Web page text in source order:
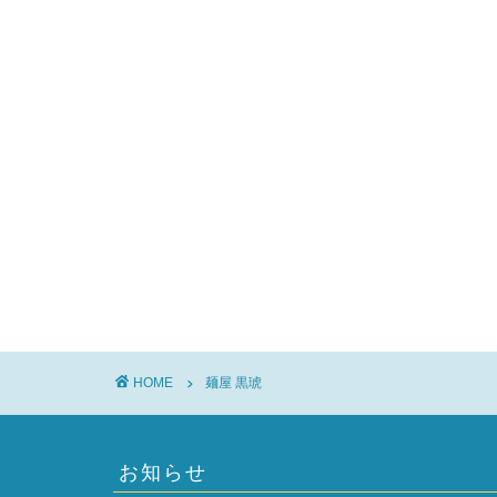
HOME 麺屋 黒琥
お知らせ